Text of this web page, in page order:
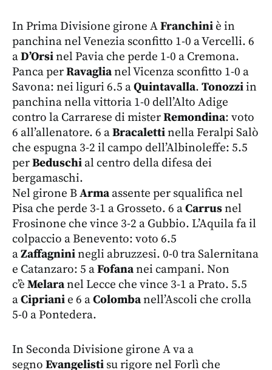
In Prima Divisione girone AFranchiniè in
panchina nel Venezia sconfitto 1-0 a Vercelli. 6
aD’Orsinel Pavia che perde 1-0 a Cremona.
Panca perRavaglianel Vicenza sconfitto 1-0 a
Savona: nei liguri 6.5 aQuintavalla. Tonozziin
panchina nella vittoria 1-0 dell’Alto Adige
contro la Carrarese di misterRemondina: voto
6 all’allenatore. 6 aBracalettinella Feralpi Salò
che espugna 3-2 il campo dell’Albinoleffe: 5.5
perBeduschi al centro della difesa dei
bergamaschi.
Nel girone BArma assente per squalifica nel
Pisa che perde 3-1 a Grosseto. 6 aCarrusnel
Frosinone che vince 3-2 a Gubbio. L’Aquila fa il
colpaccio a Benevento: voto 6.5
aZaffagnininegli abruzzesi. 0-0 tra Salernitana
e Catanzaro: 5 aFofananei campani. Non
c’è Melaranel Lecce che vince 3-1 a Prato. 5.5
aCiprianie 6 aColombanell’Ascoli che crolla
5-0 a Pontedera.
In Seconda Divisione girone A va a
segno Evangelisti su rigore nel Forlì che